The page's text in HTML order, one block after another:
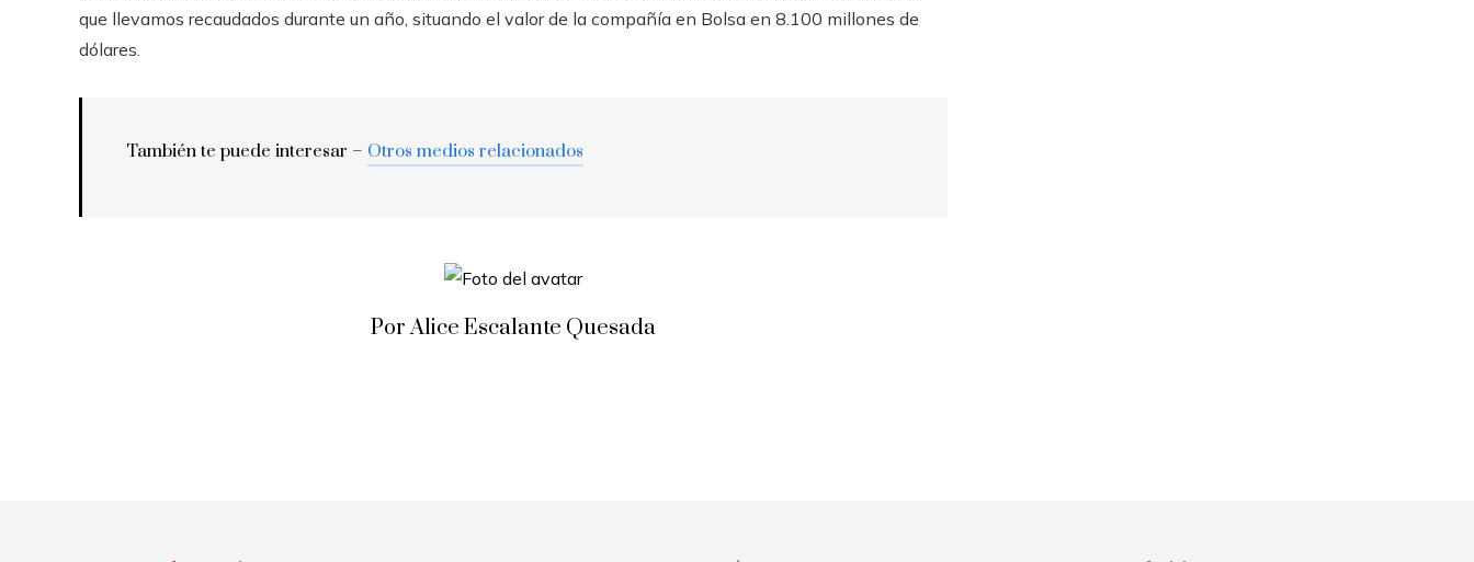
que llevamos recaudados durante un año, situando el valor de la compañía en Bolsa en 8.100 millones de
dólares.
También te puede interesar – Otros medios relacionados
Por Alice Escalante Quesada